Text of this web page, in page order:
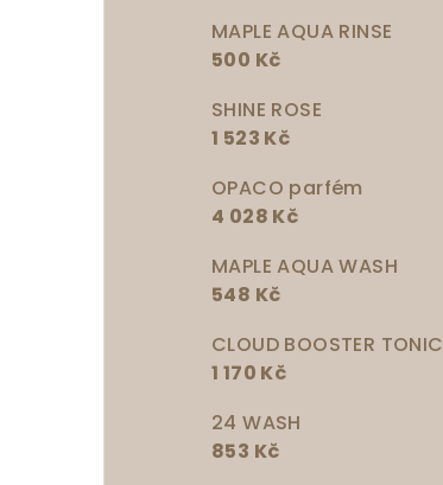
MAPLE AQUA RINSE
500 Kč
SHINE ROSE
1 523 Kč
OPACO parfém
4 028 Kč
MAPLE AQUA WASH
548 Kč
CLOUD BOOSTER TONIC
1 170 Kč
24 WASH
853 Kč